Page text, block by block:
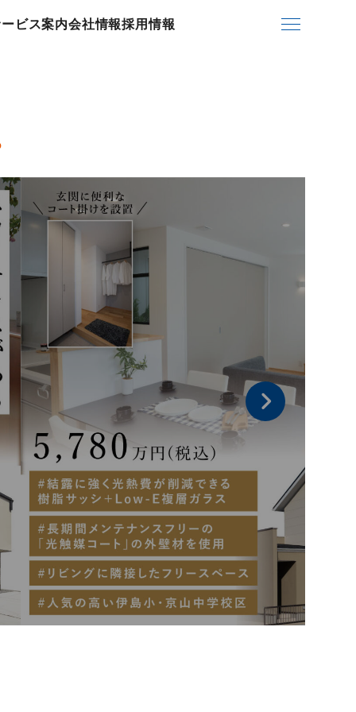
ビス案内会社情報採用情報